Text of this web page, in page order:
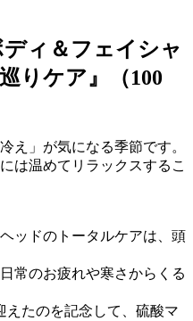
ディ＆フェイシャ
りケア』（100
え」が気になる季節です。
は温めてリラックスするこ
ッドのトータルケアは、頭
常のお疲れや寒さからくる
えたのを記念して、硫酸マ